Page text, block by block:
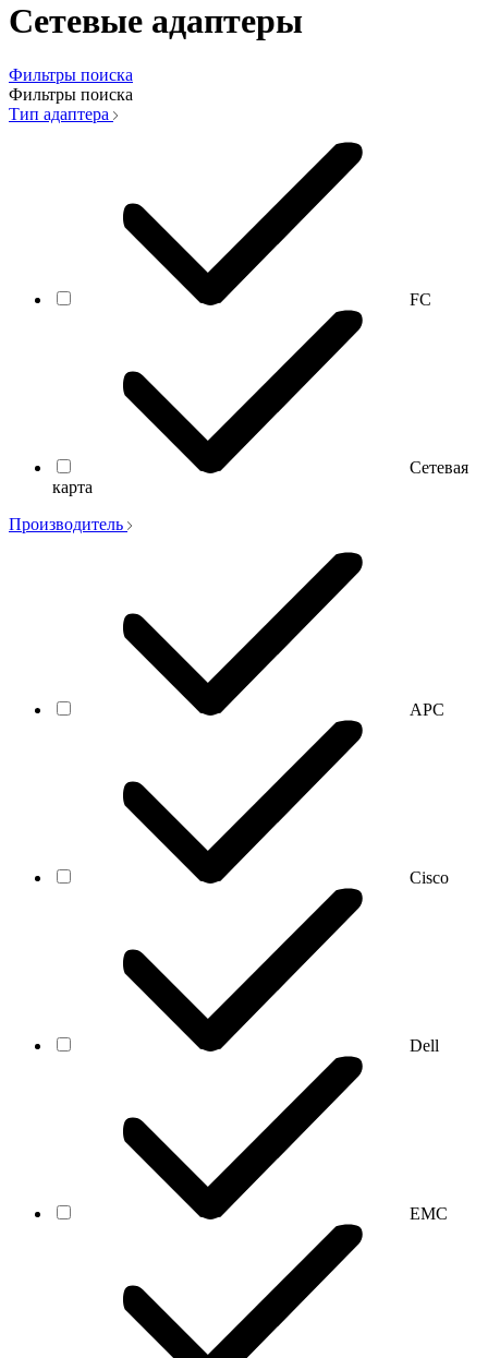
Сетевые адаптеры
Фильтры поиска
Фильтры поиска
Тип адаптера
FC
Сетевая
карта
Производитель
APC
Cisco
Dell
EMC